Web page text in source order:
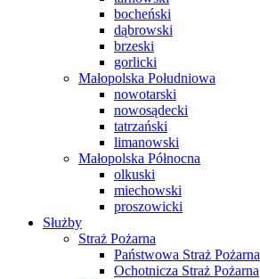
bocheński
dąbrowski
brzeski
gorlicki
Małopolska Południowa
nowotarski
nowosądecki
tatrzański
limanowski
Małopolska Północna
olkuski
miechowski
proszowicki
Służby
Straż Pożarna
Państwowa Straż Pożarna
Ochotnicza Straż Pożarna